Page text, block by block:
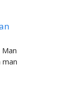
man